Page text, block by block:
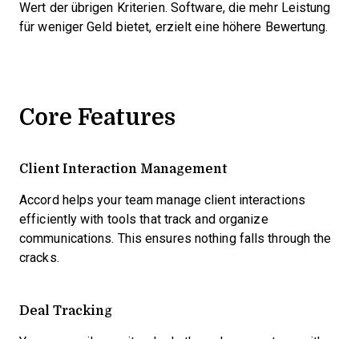
Wert der übrigen Kriterien. Software, die mehr Leistung
für weniger Geld bietet, erzielt eine höhere Bewertung.
Core Features
Client Interaction Management
Accord helps your team manage client interactions
efficiently with tools that track and organize
communications. This ensures nothing falls through the
cracks.
Deal Tracking